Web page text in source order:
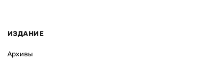
ИЗДАНИЕ
Архивы